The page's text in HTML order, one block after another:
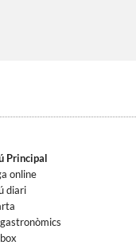
Principal
online
diari